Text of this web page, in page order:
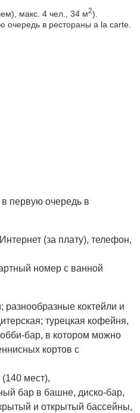
макс. 4 чел., 34 м2).
очередь в рестораны a la carte.
первую очередь в
(за плату), телефон,
номер с ванной
разнообразные коктейли и
турецкая кофейня,
бар, в котором можно
кортов с
мест),
бар в башне, диско-бар,
и открытый бассейны,